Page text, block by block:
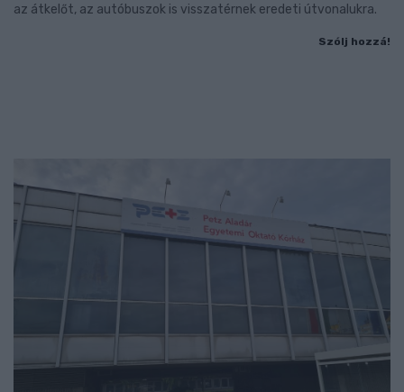
az átkelőt, az autóbuszok is visszatérnek eredeti útvonalukra.
Szólj hozzá!